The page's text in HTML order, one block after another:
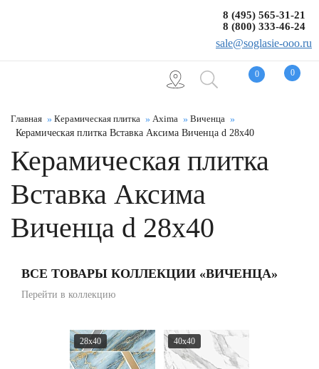
0 0
8 (495) 565-31-21
8 (800) 333-46-24
sale@soglasie-ooo.ru
Главная Керамическая плитка Axima
Виченца
Керамическая плитка Вставка Аксима Виченца d 28x40
Керамическая плитка
Вставка Аксима
Виченца d 28x40
ВСЕ ТОВАРЫ КОЛЛЕКЦИИ «ВИЧЕНЦА»
Перейти в коллекцию
28x40 40x40